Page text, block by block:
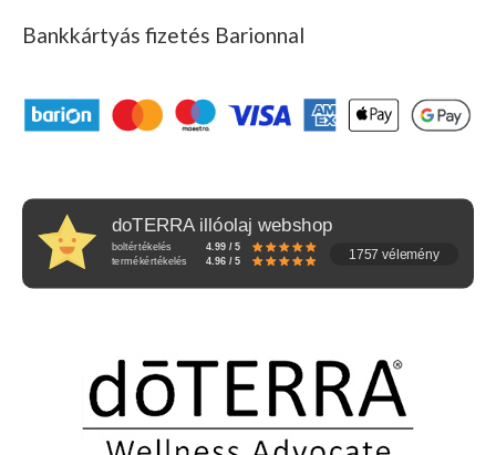
Bankkártyás fizetés Barionnal
doTERRA illóolaj webshop
boltértékelés
4.99 / 5
termékértékelés
4.96 / 5 1757 vélemény